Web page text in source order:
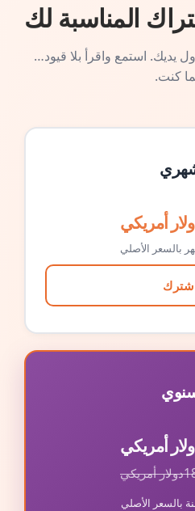
المناسبة لك
يديك. استمع واقرأ بلا قيود…
كنت.
أمريكي
بالسعر الأصلي
أمريكي
دولار أمريكي
بالسعر الأصلي